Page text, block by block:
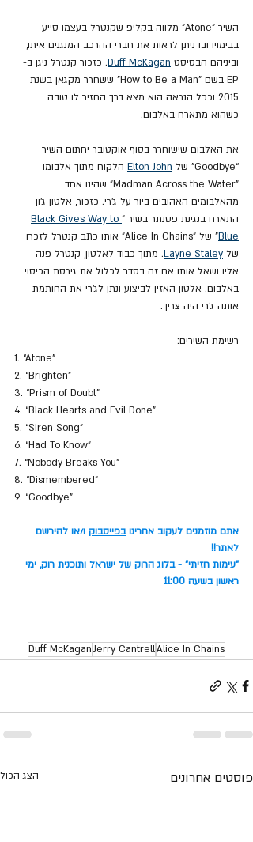
השיר "Atone" מלווה בקליפ שקנטרל בעצמו סייע
בבימויו ובו ניתן לראות את חברי ההרכב המנגנים איתו,
וביניהם הבסיסט Duff McKagan. כזכור קנטרל ניגן ב-
EP בשם "How to Be a Man"
ששחרר מקגאן בשנת
2015 וככל הנראה הוא מצא דרך החזיר לו טובה
כשהוא מתארח באלבום.
את האלבום שישוחרר בסוף אוקטובר יחתום השיר
“Goodbye” של
Elton John הלקוח מתוך אלבומו
"Madman Across the Water" שהינו אחד
מהאלבומים האהובים ביור על ג'רי. כזכור, אלטון ג'ון
התארח בנגינת פסנתר בשיר " Black Gives Way to
Blue
" של "Alice In Chains" אותו כתב קנטרל לזכרו
של Layne Staley. מתוך כבוד לאלטון, קנטרל פנה
אליו ושאל אותו אם זה בסדר לכלול את גירסת הכיסוי
באלבום. אלטון האזין לביצוע ונתן לג'רי את החותמת
אותה ג'רי היה צריך.
רשימת השירים:
1. “Atone”
2. “Brighten”
3. “Prism of Doubt”
4. “Black Hearts and Evil Done”
5. “Siren Song”
6. “Had To Know”
7. “Nobody Breaks You”
8. “Dismembered”
9. “Goodbye”
אתם מוזמנים לעקוב אחרינו בפייסבוק ו/או להירשם
לאתר!!
"עימות חזיתי" - בלוג הרוק של ישראל ותוכנית רוק, ימי
ראשון בשעה 11:00
Alice In Chains
Jerry Cantrell
Duff McKagan
פוסטים אחרונים הצג הכול